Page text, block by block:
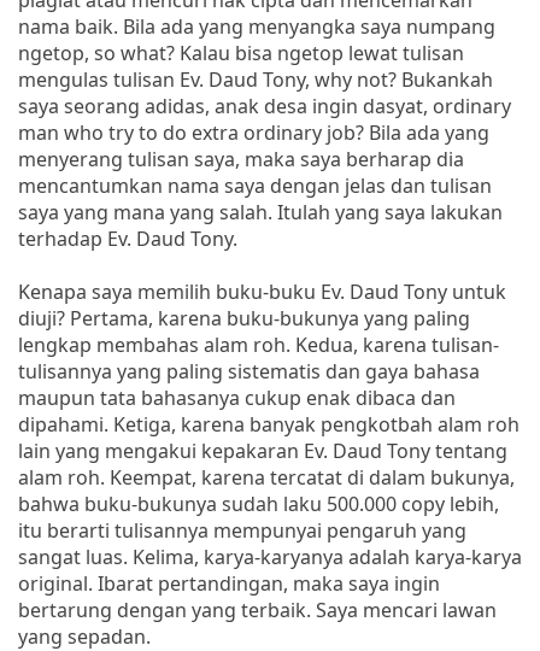
nama baik. Bila ada yang menyangka saya numpang
ngetop, so what? Kalau bisa ngetop lewat tulisan
mengulas tulisan Ev. Daud Tony, why not? Bukankah
saya seorang adidas, anak desa ingin dasyat, ordinary
man who try to do extra ordinary job? Bila ada yang
menyerang tulisan saya, maka saya berharap dia
mencantumkan nama saya dengan jelas dan tulisan
saya yang mana yang salah. Itulah yang saya lakukan
terhadap Ev. Daud Tony.
Kenapa saya memilih buku-buku Ev. Daud Tony untuk
diuji? Pertama, karena buku-bukunya yang paling
lengkap membahas alam roh. Kedua, karena tulisan-
tulisannya yang paling sistematis dan gaya bahasa
maupun tata bahasanya cukup enak dibaca dan
dipahami. Ketiga, karena banyak pengkotbah alam roh
lain yang mengakui kepakaran Ev. Daud Tony tentang
alam roh. Keempat, karena tercatat di dalam bukunya,
bahwa buku-bukunya sudah laku 500.000 copy lebih,
itu berarti tulisannya mempunyai pengaruh yang
sangat luas. Kelima, karya-karyanya adalah karya-karya
original. Ibarat pertandingan, maka saya ingin
bertarung dengan yang terbaik. Saya mencari lawan
yang sepadan.